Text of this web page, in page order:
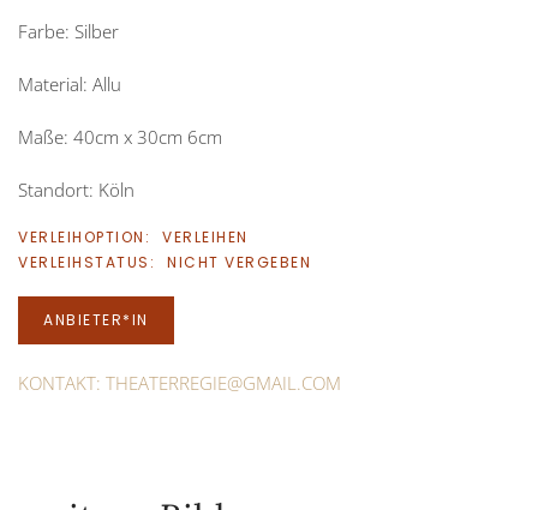
Farbe: Silber
Material: Allu
Maße: 40cm x 30cm 6cm
Standort: Köln
VERLEIHOPTION:
VERLEIHEN
VERLEIHSTATUS:
NICHT VERGEBEN
ANBIETER*IN
KONTAKT: THEATERREGIE@GMAIL.COM